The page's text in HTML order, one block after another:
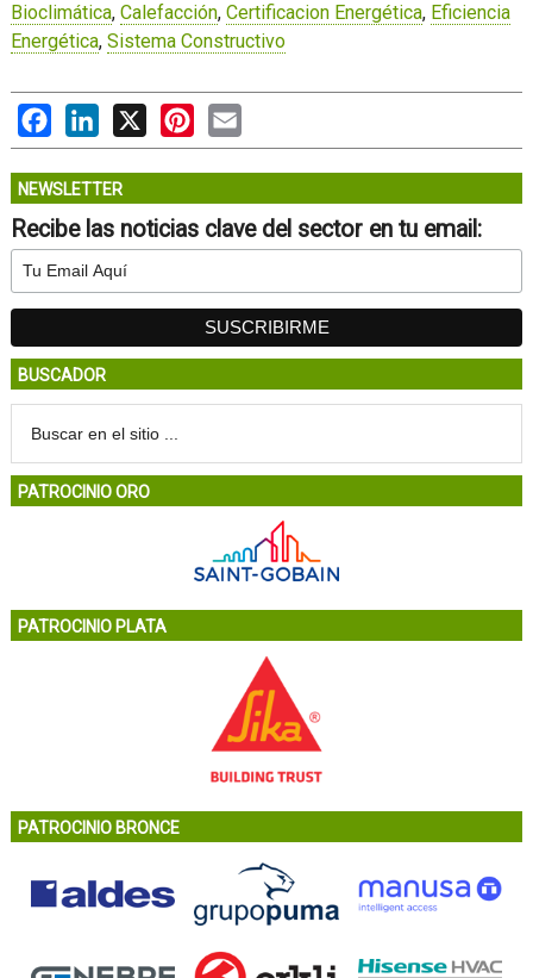
Bioclimática, Calefacción, Certificacion Energética, Eficiencia
Energética, Sistema Constructivo
FacebookLinkedIn
X PinterestEmail
NEWSLETTER
Recibe las noticias clave del sector en tu email:
BUSCADOR
PATROCINIO ORO
PATROCINIO PLATA
PATROCINIO BRONCE